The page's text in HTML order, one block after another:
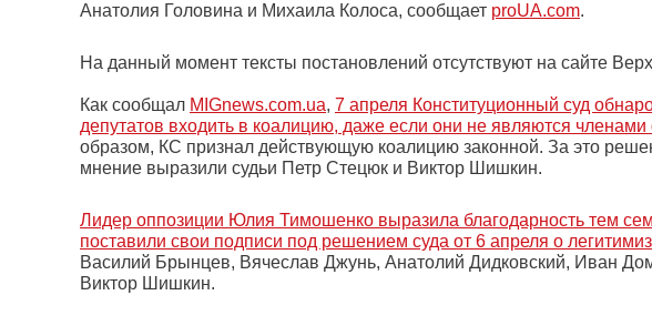
Анатолия Головина и Михаила Колоса, сообщает proUA.com.
На данный момент тексты постановлений отсутствуют на сайте
Как сообщал MIGnews.com.ua, 7 апреля Конституционный суд
депутатов входить в коалицию, даже если они не являются
образом, КС признал действующую коалицию законной. За это
мнение выразили судьи Петр Стецюк и Виктор Шишкин.
Лидер оппозиции Юлия Тимошенко выразила благодарность тем
поставили свои подписи под решением суда от 6 апреля о
Василий Брынцев, Вячеслав Джунь, Анатолий Дидковский, Иван
Виктор Шишкин.